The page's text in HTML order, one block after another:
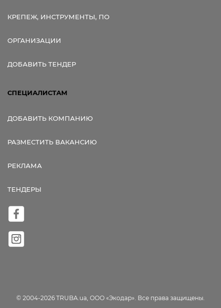
КРЕПЕЖ, ИНСТРУМЕНТЫ, ПО
ОРГАНИЗАЦИИ
ДОБАВИТЬ ТЕНДЕР
СПЕЦИАЛИСТАМ
ДОБАВИТЬ КОМПАНИЮ
РАЗМЕСТИТЬ ВАКАНСИЮ
РЕКЛАМА
ТЕНДЕРЫ
© 2004-2026 TRUBA.ua, ООО «Экодар». Все права защищены.